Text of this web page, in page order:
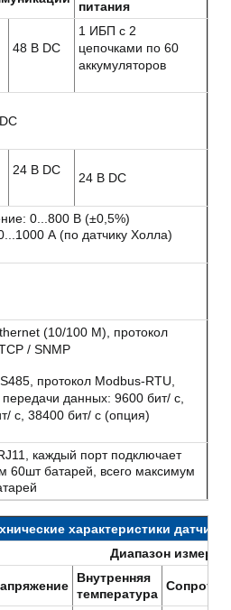
питания
48 В DC
1 ИБП с 2
цепочками по 60
аккумуляторов
24 В DC
24 В DC
0...800 В (±0,5%)
А (по датчику Холла)
(10/100 М), протокол
/ SNMP
протокол Modbus-RTU,
передачи данных: 9600 бит/ с,
с, 38400 бит/ с (опция)
каждый порт подключает
60шт батарей, всего максимум
характеристики
Диапазон
Внутренняя
температура